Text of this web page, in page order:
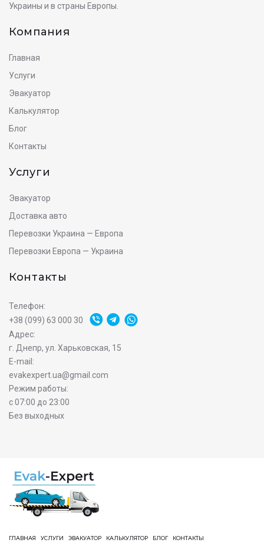
Украины и в страны Европы.
Компания
Главная
Услуги
Эвакуатор
Калькулятор
Блог
Контакты
Услуги
Эвакуатор
Доставка авто
Перевозки Украина — Европа
Перевозки Европа — Украина
Контакты
Телефон:
+38 (099) 63 000 30
Адрес:
г. Днепр, ул. Харьковская, 15
E-mail:
evakexpert.ua@gmail.com
Режим работы:
с 07:00 до 23:00
Без выходных
ГЛАВНАЯ УСЛУГИ ЭВАКУАТОР КАЛЬКУЛЯТОР БЛОГ КОНТАКТЫ